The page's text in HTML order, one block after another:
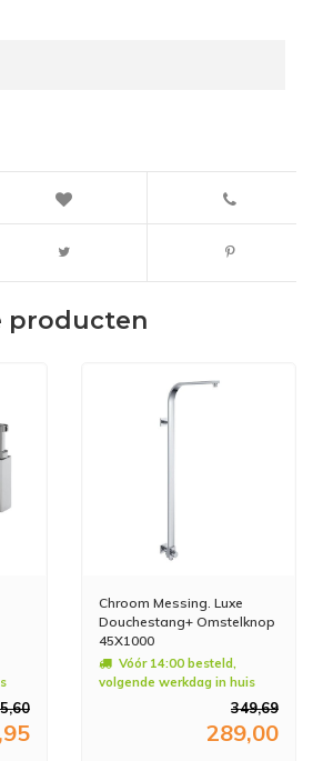
producten
Chroom Messing. Luxe
Douchestang+ Omstelknop
45X1000
Vóór 14:00 besteld,
volgende werkdag in huis
349,69
289,00